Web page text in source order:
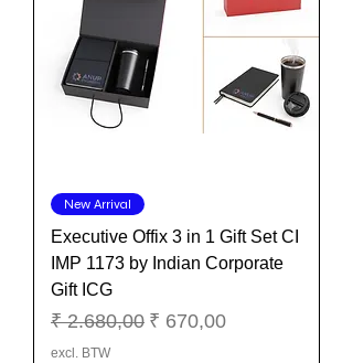
New Arrival
Executive Offix 3 in 1 Gift Set CI
IMP 1173 by Indian Corporate
Gift ICG
Normale prijs
₹ 2.680,00 Verkoopprijs
₹ 670,00
excl. BTW